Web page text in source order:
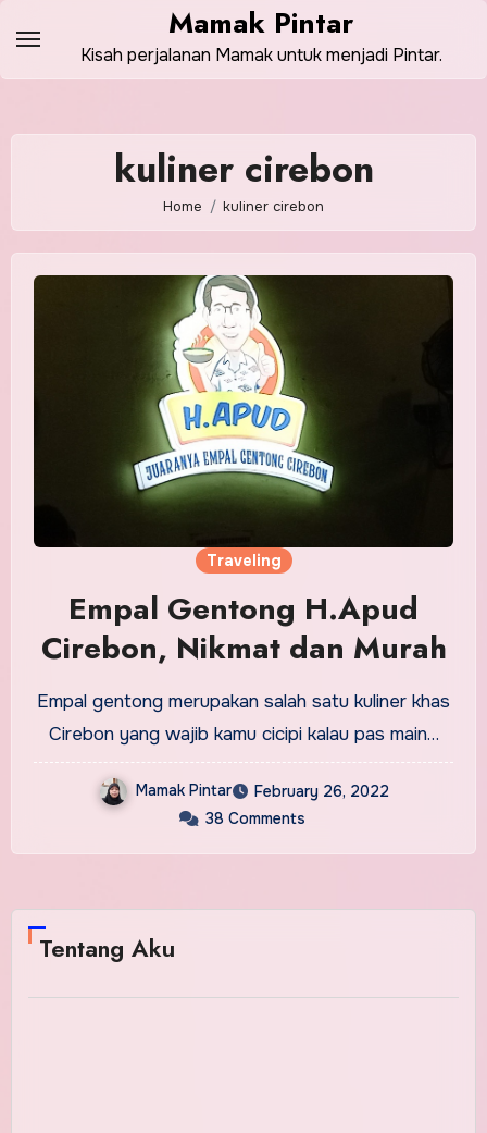
content
Mamak Pintar
Kisah perjalanan Mamak untuk menjadi Pintar.
kuliner cirebon
Home kuliner cirebon
Traveling
Empal Gentong H.Apud
Cirebon, Nikmat dan Murah
Empal gentong merupakan salah satu kuliner khas
Cirebon yang wajib kamu cicipi kalau pas main…
Mamak Pintar
February 26, 2022
38 Comments
Tentang Aku